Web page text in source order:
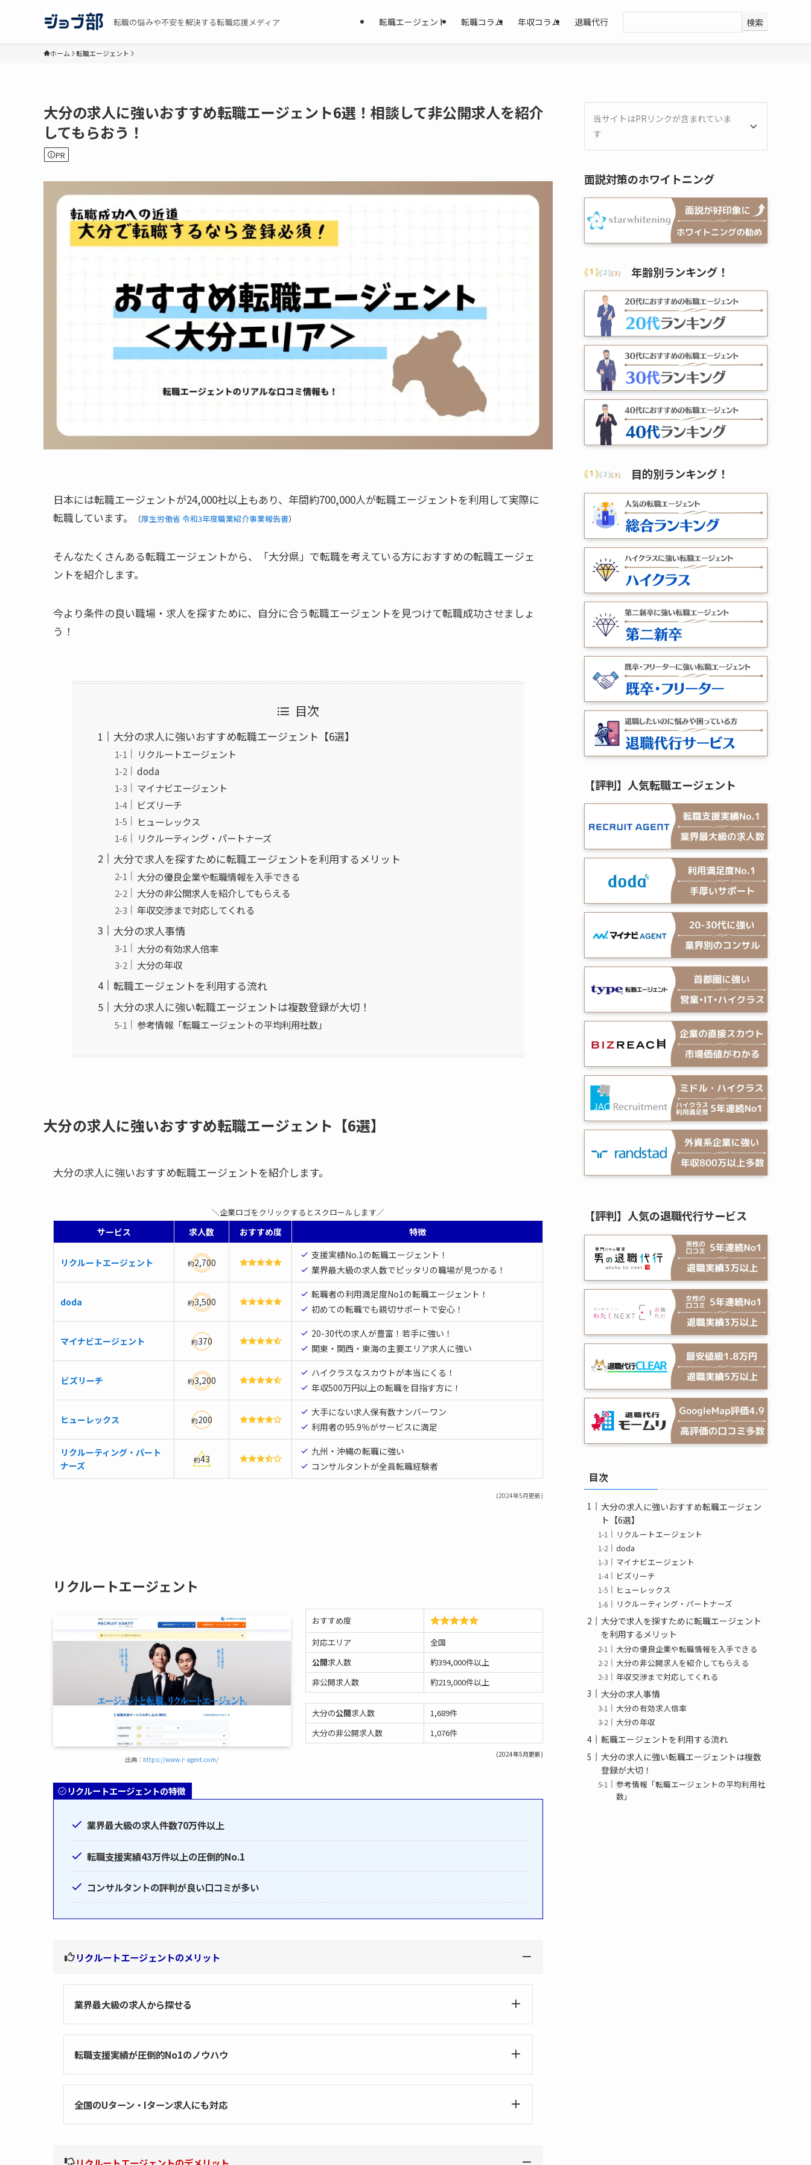
転職の悩みや不安を解決する転職応援メディア 転職エージェント 転職コラム 年収コラム 退職代行 検索
ホーム 転職エージェント
大分の求人に強いおすすめ転職エージェント6選！相談して非公開求人を紹介
してもらおう！
PR
日本には転職エージェントが24,000社以上もあり、年間約700,000人が転職エージェントを利用して実際に
転職しています。
（厚生労働省 令和3年度職業紹介事業報告書）
そんなたくさんある転職エージェントから、「大分県」で転職を考えている方におすすめの転職エージェ
ントを紹介します。
今より条件の良い職場・求人を探すために、自分に合う転職エージェントを見つけて転職成功させましょ
う！
目次
大分の求人に強いおすすめ転職エージェント【6選】
リクルートエージェント
doda
マイナビエージェント
ビズリーチ
ヒューレックス
リクルーティング・パートナーズ
大分で求人を探すために転職エージェントを利用するメリット
大分の優良企業や転職情報を入手できる
大分の非公開求人を紹介してもらえる
年収交渉まで対応してくれる
大分の求人事情
大分の有効求人倍率
大分の年収
転職エージェントを利用する流れ
大分の求人に強い転職エージェントは複数登録が大切！
参考情報「転職エージェントの平均利用社数」
大分の求人に強いおすすめ転職エージェント【6選】
大分の求人に強いおすすめ転職エージェントを紹介します。
＼企業ロゴをクリックするとスクロールします／
サービス 求人数 おすすめ度 特徴
リクルートエージェント 約2,700
支援実績No.1の転職エージェント！
業界最大級の求人数でピッタリの職場が見つかる！
doda 約3,500
転職者の利用満足度No1の転職エージェント！
初めての転職でも親切サポートで安心！
マイナビエージェント 約370
20-30代の求人が豊富！若手に強い！
関東・関西・東海の主要エリア求人に強い
ビズリーチ 約3,200
ハイクラスなスカウトが本当にくる！
年収500万円以上の転職を目指す方に！
ヒューレックス 約200
大手にない求人保有数ナンバーワン
利用者の95.9％がサービスに満足
リクルーティング・パート
ナーズ
約43
九州・沖縄の転職に強い
コンサルタントが全員転職経験者
(2024年5月更新)
リクルートエージェント
出典： https://www.r-agent.com/
おすすめ度
対応エリア
全国
公開求人数
約394,000件以上
非公開求人数
約219,000件以上
大分の公開求人数
1,689件
大分の非公開求人数
1,076件
(2024年5月更新)
リクルートエージェントの特徴
業界最大級の求人件数70万件以上
転職支援実績43万件以上の圧倒的No.1
コンサルタントの評判が良い口コミが多い
リクルートエージェントのメリット
業界最大級の求人から探せる
転職支援実績が圧倒的No1のノウハウ
全国のUターン・Iターン求人にも対応
当サイトはPRリンクが含まれていま
す
面説対策のホワイトニング
年齢別ランキング ！
目的別ランキング ！
【評判】人気転職エージェント
【評判】人気の退職代行サービス
目次
大分の求人に強いおすすめ転職エージェン
ト【6選】
リクルートエージェント
doda
マイナビエージェント
ビズリーチ
ヒューレックス
リクルーティング・パートナーズ
大分で求人を探すために転職エージェント
を利用するメリット
大分の優良企業や転職情報を入手できる
大分の非公開求人を紹介してもらえる
年収交渉まで対応してくれる
大分の求人事情
大分の有効求人倍率
大分の年収
転職エージェントを利用する流れ
大分の求人に強い転職エージェントは複数
登録が大切！
参考情報「転職エージェントの平均利用社
数」